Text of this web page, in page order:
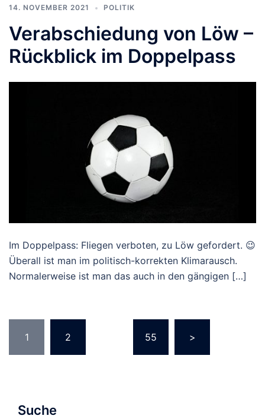
14. NOVEMBER 2021 POLITIK
Verabschiedung von Löw –
Rückblick im Doppelpass
Im Doppelpass: Fliegen verboten, zu Löw gefordert. 😉
Überall ist man im politisch-korrekten Klimarausch.
Normalerweise ist man das auch in den gängigen […]
der
Beiträge
1 2 55 >
Suche